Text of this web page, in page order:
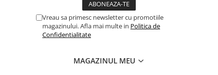
Vreau sa primesc newsletter cu promotiile
magazinului. Afla mai multe in Politica de
Confidentialitate
MAGAZINUL MEU